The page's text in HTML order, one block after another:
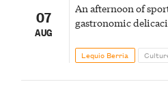
07
AUG
An afternoon of
gastronomic
Lequio Berria